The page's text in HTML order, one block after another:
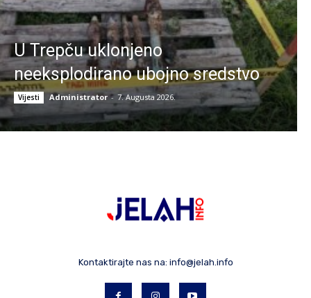
U Trepču uklonjeno
neeksplodirano ubojno sredstvo
Vijesti Administrator - 7. Augusta 2026.
Kontaktirajte nas na: info@jelah.info